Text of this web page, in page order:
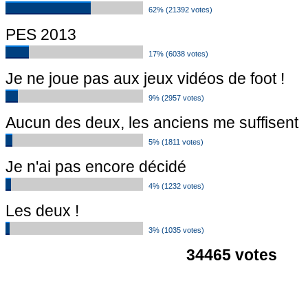
62% (21392 votes)
PES 2013
17% (6038 votes)
Je ne joue pas aux jeux vidéos de foot !
9% (2957 votes)
Aucun des deux, les anciens me suffisent
5% (1811 votes)
Je n'ai pas encore décidé
4% (1232 votes)
Les deux !
3% (1035 votes)
34465 votes